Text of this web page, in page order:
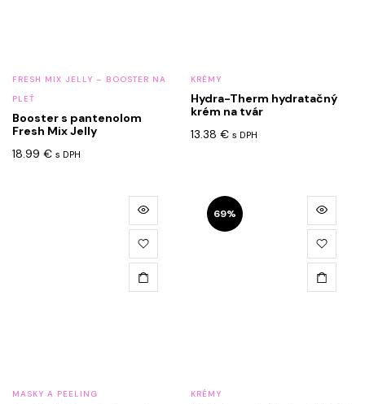
FRESH MIX JELLY – BOOSTER NA
PLEŤ
Booster s pantenolom
Fresh Mix Jelly
18.99 € s DPH
KRÉMY
Hydra-Therm hydratačný
krém na tvár
13.38 € s DPH
MASKY A PEELING
69%
Tento
produkt
má
viacero
variantov.
KRÉMY